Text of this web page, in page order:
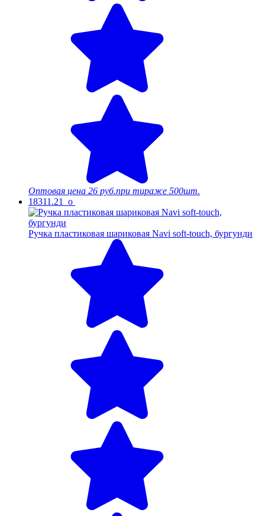
Оптовая цена 26 руб.при тираже 500шт.
18311.21_o
Ручка пластиковая шариковая Navi soft-touch, бургунди